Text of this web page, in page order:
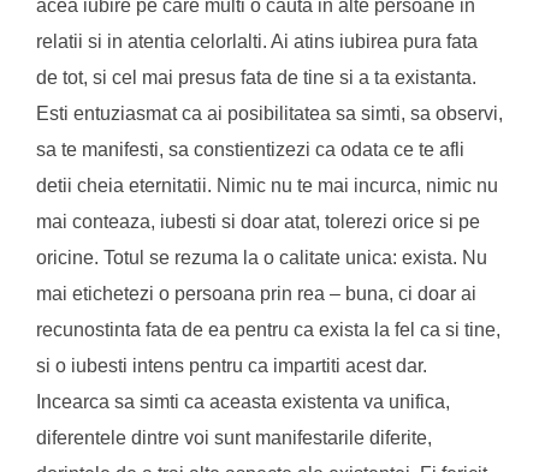
acea iubire pe care multi o cauta in alte persoane in
relatii si in atentia celorlalti. Ai atins iubirea pura fata
de tot, si cel mai presus fata de tine si a ta existanta.
Esti entuziasmat ca ai posibilitatea sa simti, sa observi,
sa te manifesti, sa constientizezi ca odata ce te afli
detii cheia eternitatii. Nimic nu te mai incurca, nimic nu
mai conteaza, iubesti si doar atat, tolerezi orice si pe
oricine. Totul se rezuma la o calitate unica: exista. Nu
mai etichetezi o persoana prin rea – buna, ci doar ai
recunostinta fata de ea pentru ca exista la fel ca si tine,
si o iubesti intens pentru ca impartiti acest dar.
Incearca sa simti ca aceasta existenta va unifica,
diferentele dintre voi sunt manifestarile diferite,